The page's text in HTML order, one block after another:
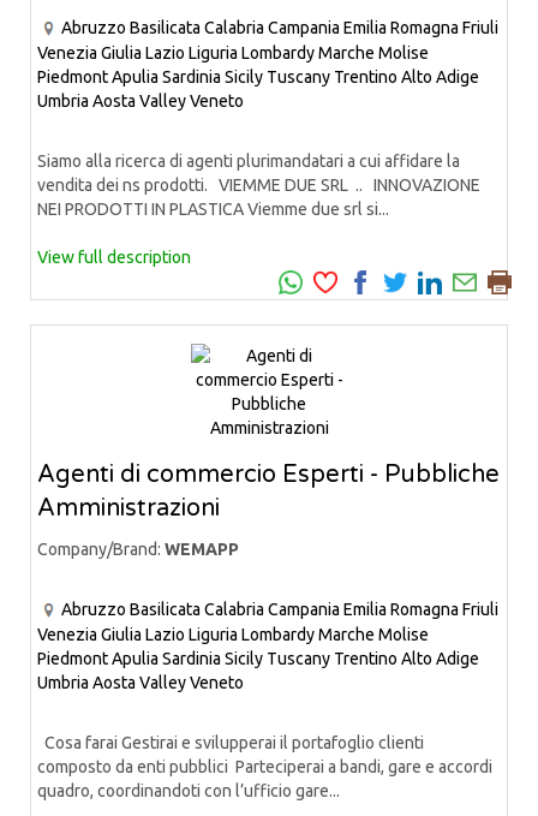
Abruzzo Basilicata Calabria Campania Emilia Romagna Friuli
Venezia Giulia Lazio Liguria LombardyMarche Molise
PiedmontApulia Sardinia Sicily Tuscany Trentino Alto Adige
Umbria Aosta ValleyVeneto
Siamo alla ricerca di agenti plurimandatari a cui affidare la
vendita dei ns prodotti. VIEMME DUE SRL .. INNOVAZIONE
NEI PRODOTTI IN PLASTICA Viemme due srl si...
View full description
Agenti di commercio Esperti - Pubbliche
Amministrazioni
Company/Brand: WEMAPP
Abruzzo Basilicata Calabria Campania Emilia Romagna Friuli
Venezia Giulia Lazio Liguria LombardyMarche Molise
PiedmontApulia Sardinia Sicily Tuscany Trentino Alto Adige
Umbria Aosta ValleyVeneto
Cosa farai Gestirai e svilupperai il portafoglio clienti
composto da enti pubblici Parteciperai a bandi, gare e accordi
quadro, coordinandoti con l’ufficio gare...